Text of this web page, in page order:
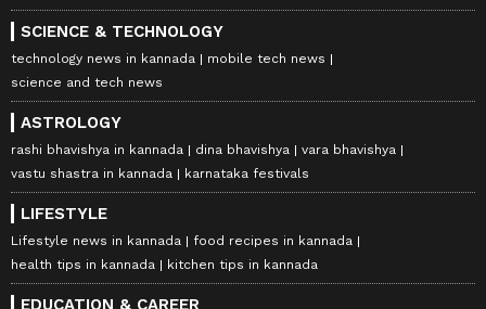
SCIENCE & TECHNOLOGY
technology news in kannada
mobile tech news
science and tech news
ASTROLOGY
rashi bhavishya in kannada dina bhavishya
vara bhavishya
vastu shastra in kannada
karnataka festivals
LIFESTYLE
Lifestyle news in kannada
food recipes in kannada
health tips in kannada
kitchen tips in kannada
EDUCATION & CAREER